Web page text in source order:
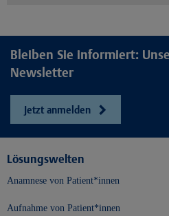
Bleiben Sie informiert:
Newsletter
Jetzt anmelden
Lösungswelten
Anamnese von Patient*innen
Aufnahme von Patient*innen